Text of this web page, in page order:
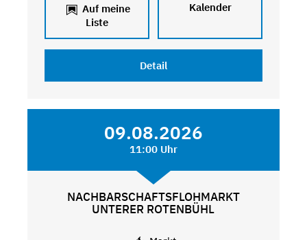
Auf meine
Liste
Kalender
Detail
09.08.2026
11:00 Uhr
NACHBARSCHAFTSFLOHMARKT
UNTERER ROTENBÜHL